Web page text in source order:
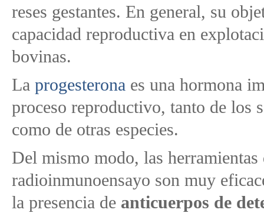
reses gestantes. En general, su
capacidad reproductiva en
bovinas.
La progesterona es una hormona
proceso reproductivo, tanto de los
como de otras especies.
Del mismo modo, las herramientas
radioinmunoensayo son muy
la presencia de anticuerpos de